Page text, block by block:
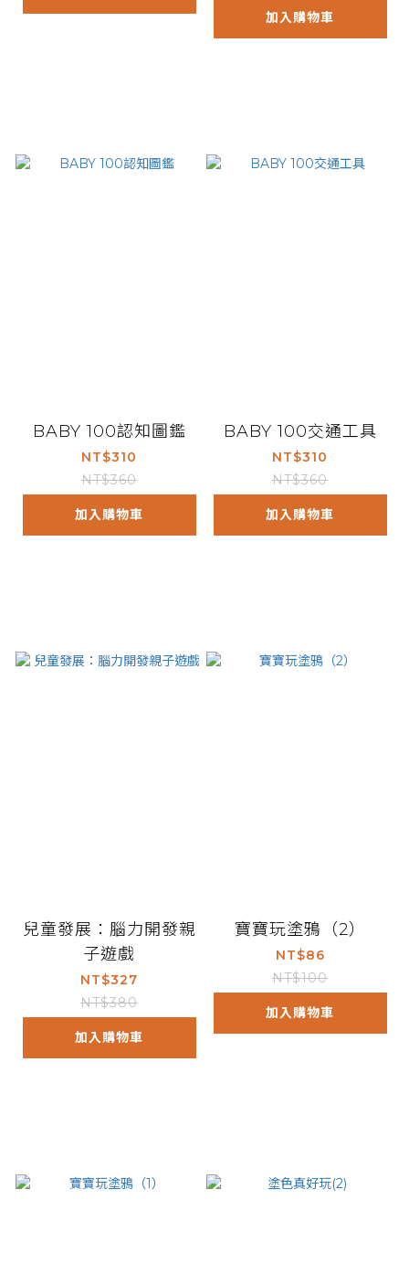
加入購物車
BABY 100認知圖鑑
NT$310
NT$360
加入購物車
BABY 100交通工具
NT$310
NT$360
加入購物車
兒童發展：腦力開發親
子遊戲
NT$327
NT$380
加入購物車
寶寶玩塗鴉（2）
NT$86
NT$100
加入購物車